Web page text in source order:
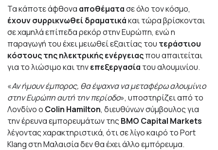
Τα κάποτε άφθονα αποθέματασε όλο τον κόσμο,
έχουν συρρικνωθεί δραματικάκαι τώρα βρίσκονται
σε χαμηλά επίπεδα ρεκόρ στην Ευρώπη, ενώ η
παραγωγή του έχει μειωθεί εξαιτίας του τεράστιου
κόστους της ηλεκτρικής ενέργειαςπου απαιτείται
για το λιώσιμο και τηνεπεξεργασία του αλουμινίου.
«Αν ήμουν έμπορος, θα έψαχνα να μεταφέρω αλουμίνιο
στην Ευρώπη αυτή την περίοδο», υποστηρίζει από το
Λονδίνο ο Colin Hamilton, διευθύνων σύμβουλος για
την έρευνα εμπορευμάτων της BMO Capital Markets
λέγοντας χαρακτηριστικά, ότι σε λίγο καιρό το Port
Klang στη Μαλαισία δεν θα έχει άλλο εμπόρευμα.